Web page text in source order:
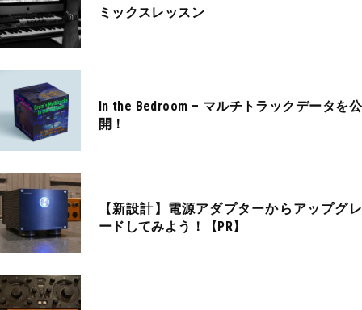
ミックスレッスン
In the Bedroom – マルチトラックデータを公
開！
【新設計】電源アダプターからアップグレ
ードしてみよう！【PR】